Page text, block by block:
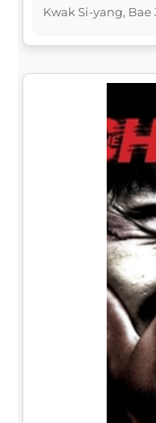
Kwak Si-yang,